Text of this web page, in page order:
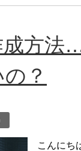
成方法
？
こんにち